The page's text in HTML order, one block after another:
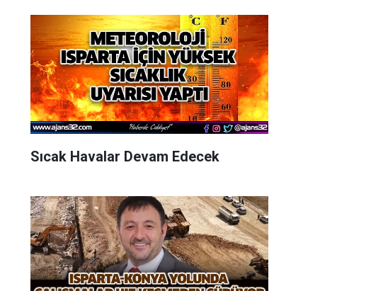
Sıcak Havalar Devam Edecek